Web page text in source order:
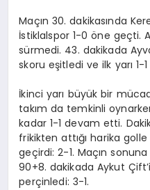
Maçın 30. dakikasında
İstiklalspor 1-0 öne geçti.
sürmedi. 43. dakikada
skoru eşitledi ve ilk yarı 1-
İkinci yarı büyük bir
takım da temkinli
kadar 1-1 devam etti.
frikikten attığı harika
geçirdi: 2-1. Maçın
90+8. dakikada Aykut
perçinledi: 3-1.